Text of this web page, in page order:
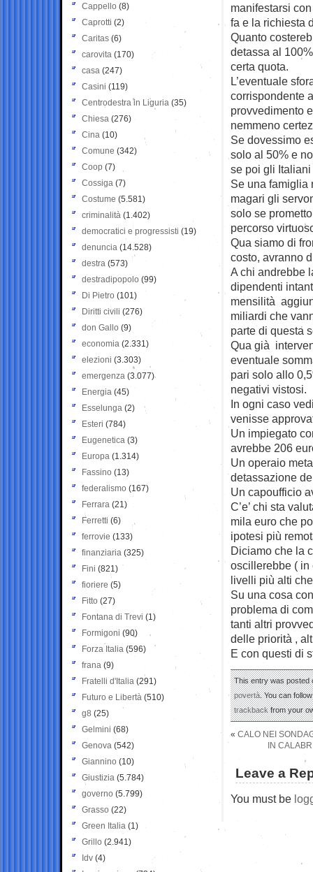
manifestarsi
fa e la richiesta
Quanto
detassa al
certa quota.
L’eventuale
corrispondente
provvedimento
nemmeno
Se dovessimo
solo al 50% e
se poi gli
Se una famiglia
magari gli
solo se
percorso
Qua siamo di
costo, avranno
A chi andrebbe
dipendenti
mensilità
miliardi che
parte di questa
Qua già
eventuale
pari solo allo
negativi vistosi.
In ogni caso
venisse
Un impiegato
avrebbe 206
Un operaio
detassazione
Un capoufficio
C’e’ chi sta
mila euro che
ipotesi più
Diciamo che la
oscillerebbe ( in
livelli più alti
Su una cosa
problema di
tanti altri
delle priorità ,
E con questi di
This entry was posted
povertà. You can
trackbackfrom your
« CALO NEI
IN
Leave a
You must be
Cappello (8)
Caprotti (2)
Caritas (6)
carovita (170)
casa (247)
Casini (119)
Centrodestra in Liguria (35)
Chiesa (276)
Cina (10)
Comune (342)
Coop (7)
Cossiga (7)
Costume (5.581)
criminalità (1.402)
democratici e progressisti (19)
denuncia (14.528)
destra (573)
destradipopolo (99)
Di Pietro (101)
Diritti civili (276)
don Gallo (9)
economia (2.331)
elezioni (3.303)
emergenza (3.077)
Energia (45)
Esselunga (2)
Esteri (784)
Eugenetica (3)
Europa (1.314)
Fassino (13)
federalismo (167)
Ferrara (21)
Ferretti (6)
ferrovie (133)
finanziaria (325)
Fini (821)
fioriere (5)
Fitto (27)
Fontana di Trevi (1)
Formigoni (90)
Forza Italia (596)
frana (9)
Fratelli d'Italia (291)
Futuro e Libertà (510)
g8 (25)
Gelmini (68)
Genova (542)
Giannino (10)
Giustizia (5.784)
governo (5.799)
Grasso (22)
Green Italia (1)
Grillo (2.941)
Idv (4)